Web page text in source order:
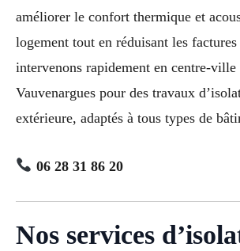
améliorer le confort thermique et
logement tout en réduisant les
intervenons rapidement en centre-
Vauvenargues pour des travaux
extérieure, adaptés à tous types de
06 28 31 86 20
Nos services